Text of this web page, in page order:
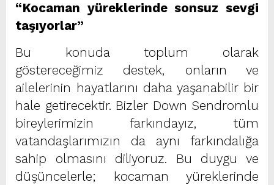
“Kocaman yüreklerinde sonsuz sevgi
taşıyorlar”
Bu konuda toplum olarak
göstereceğimiz destek, onların ve
ailelerinin hayatlarını daha yaşanabilir bir
hale getirecektir. Bizler Down Sendromlu
bireylerimizin farkındayız, tüm
vatandaşlarımızın da aynı farkındalığa
sahip olmasını diliyoruz. Bu duygu ve
düşüncelerle; kocaman yüreklerinde